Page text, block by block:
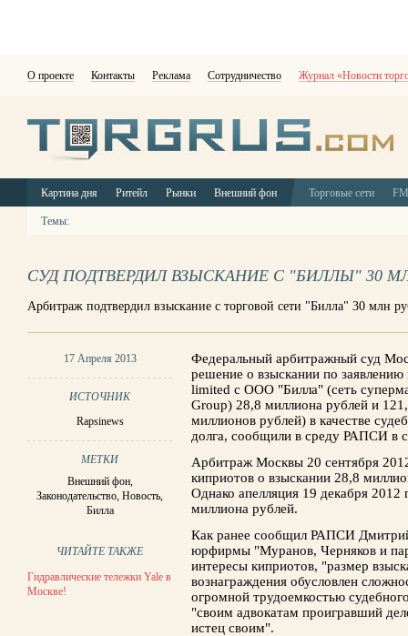
О проекте Контакты Реклама Сотрудничество Журнал «Новости
Картина дня Ритейл Рынки Внешний фон Торговые сети
Темы:
СУД ПОДТВЕРДИЛ ВЗЫСКАНИЕ С "БИЛЛЫ" 30
Арбитраж подтвердил взыскание с торговой сети "Билла" 30 млн
17 Апреля 2013
ИСТОЧНИК
Rapsinews
МЕТКИ
Внешний фон,
Законодательство,Новость,
Билла
ЧИТАЙТЕ ТАКЖЕ
Гидравлические тележки Yale в
Москве!
Федеральный арбитражный суд
решение о взыскании по
limited с ООО "Билла" (сеть
Group) 28,8 миллиона рублей и
миллионов рублей) в качестве
долга, сообщили в среду РАПСИ в
Арбитраж Москвы 20 сентября
киприотов о взыскании 28,8
Однако апелляция 19 декабря
миллиона рублей.
Как ранее сообщил РАПСИ
юрфирмы "Муранов, Черняков и
интересы киприотов, "размер
вознаграждения обусловлен
огромной трудоемкостью
"своим адвокатам проигравший
истец своим".